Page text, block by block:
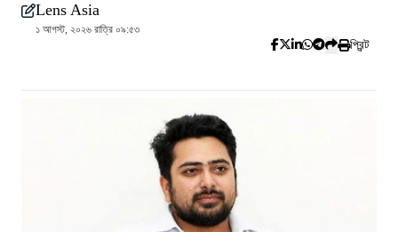
Lens Asia
১ আগস্ট, ২০২৬ রাত্রি ০৯:৫৩
প্রিন্ট